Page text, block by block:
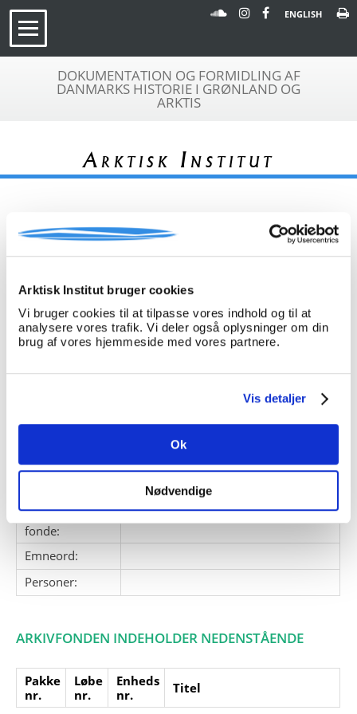
Arktisk Institut bruger cookies
Vi bruger cookies til at tilpasse vores indhold og til at
analysere vores trafik. Vi deler også oplysninger om din
brug af vores hjemmeside med vores partnere.
Vis detaljer
Ok
Nødvendige
ENGLISH
DOKUMENTATION OG FORMIDLING AF
DANMARKS HISTORIE I GRØNLAND OG
ARKTIS
Arktisk Institut
Arkivfond
A 622
'Velkommen til Grønland'
layoutmateriale 1971-1976
Beskrivelse:
Samlingen er endnu ikke
færdigregistreret - kontakt
Giver:
Fundet i fotoarkivet under
oprydning 2020: acc.nr. 2020-028
Note:
Ingen note registreret
Relaterede
fonde:
Emneord:
Personer:
ARKIVFONDEN INDEHOLDER NEDENSTÅENDE
Pakke
nr.
Løbe
nr.
Enheds
nr.
Titel